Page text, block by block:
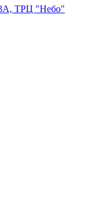
ТРЦ "Небо"